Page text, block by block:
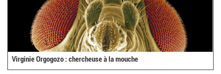
Virginie Orgogozo : chercheuse à la mouche